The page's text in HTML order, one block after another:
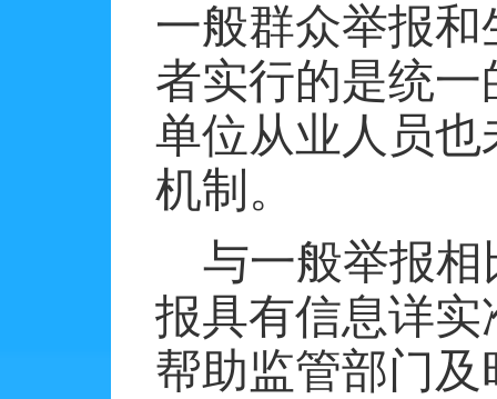
一般群众举报
者实行的是统
单位从业人员
机制。
与一般举报
报具有信息详
帮助监管部门